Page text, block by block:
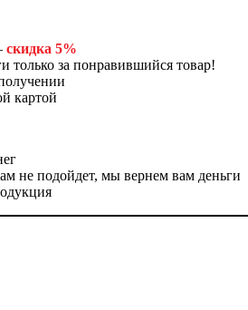
скидка 5%
только за понравившийся товар!
картой
не подойдет, мы вернем вам деньги